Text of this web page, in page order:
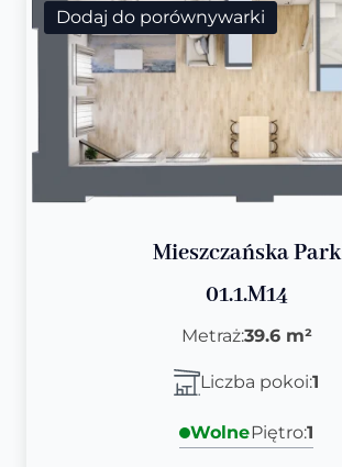
Dodaj do porównywarki
Mieszczańska Park
01.1.M14
Metraż:39.6 m²
Liczba pokoi:1
WolnePiętro:1